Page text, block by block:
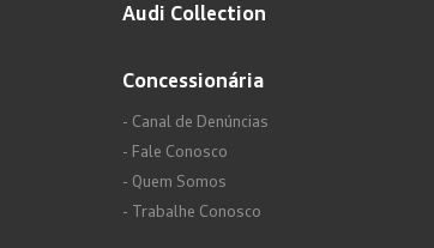
Audi Collection
Concessionária
- Canal de Denúncias
- Fale Conosco
- Quem Somos
- Trabalhe Conosco